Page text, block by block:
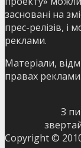
засновані на
прес-релізів, і
реклами.
Матеріали,
правах реклами.
З
Copyright ©